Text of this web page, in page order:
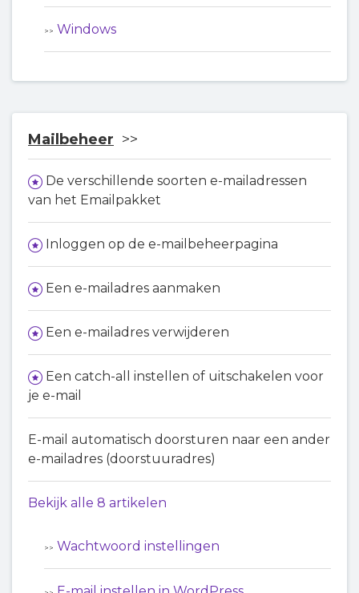
Windows
Mailbeheer
De verschillende soorten e-mailadressen
van het Emailpakket
Inloggen op de e-mailbeheerpagina
Een e-mailadres aanmaken
Een e-mailadres verwijderen
Een catch-all instellen of uitschakelen voor
je e-mail
E-mail automatisch doorsturen naar een ander
e-mailadres (doorstuuradres)
Bekijk alle 8 artikelen
Wachtwoord instellingen